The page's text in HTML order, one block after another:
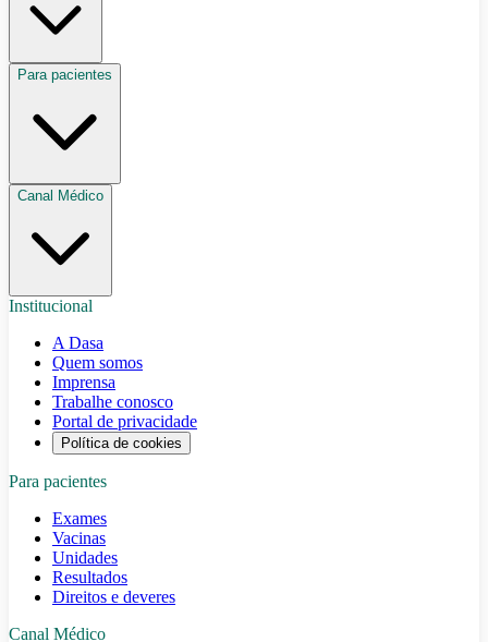
Para pacientes
Canal Médico
Institucional
A Dasa
Quem somos
Imprensa
Trabalhe conosco
Portal de privacidade
Política de cookies
Para pacientes
Exames
Vacinas
Unidades
Resultados
Direitos e deveres
Canal Médico